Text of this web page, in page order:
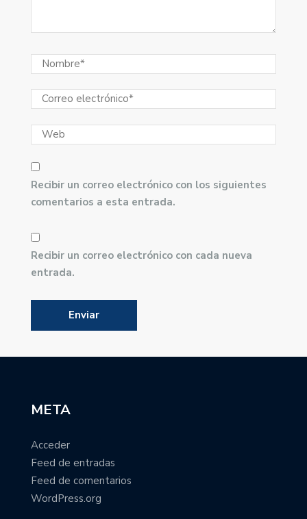
Recibir un correo electrónico con los siguientes
comentarios a esta entrada.
Recibir un correo electrónico con cada nueva
entrada.
META
Acceder
Feed de entradas
Feed de comentarios
WordPress.org